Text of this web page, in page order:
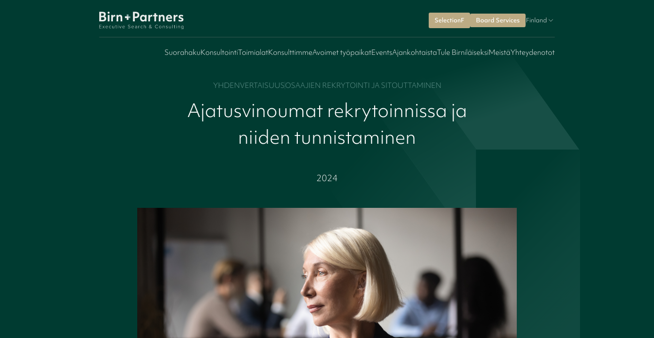
SelectionF Board Services Finland
SuorahakuKonsultointiToimialatKonsulttimmeAvoimet työpaikatEventsAjankohtaistaTule BirniläiseksiMeistäYhteydenotot
YHDENVERTAISUUSOSAAJIEN REKRYTOINTI JA SITOUTTAMINEN
Ajatusvinoumat rekrytoinnissa ja
niiden tunnistaminen
2024